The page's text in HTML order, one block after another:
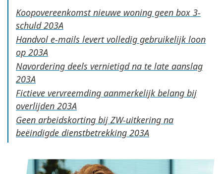
Koopovereenkomst nieuwe woning geen box 3-
schuld
Handvol e-mails levert volledig gebruikelijk loon
op
Navordering deels vernietigd na te late aanslag
Fictieve vervreemding aanmerkelijk belang bij
overlijden
Geen arbeidskorting bij ZW-uitkering na
beëindigde dienstbetrekking